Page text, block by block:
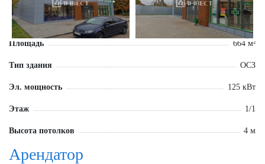
Площадь 664 м²
Тип здания ОСЗ
Эл. мощность 125 кВт
Этаж 1/1
Высота потолков 4 м
Арендатор